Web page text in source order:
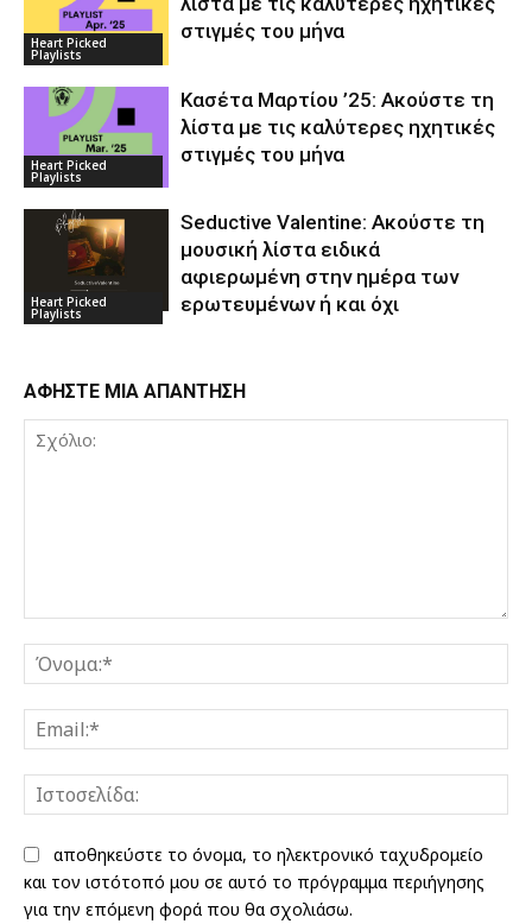
Heart Picked
Playlists
στιγμές του μήνα
Heart Picked
Playlists
Κασέτα Μαρτίου ’25: Ακούστε τη
λίστα με τις καλύτερες ηχητικές
στιγμές του μήνα
Heart Picked
Playlists
Seductive Valentine: Ακούστε τη
μουσική λίστα ειδικά
αφιερωμένη στην ημέρα των
ερωτευμένων ή και όχι
ΑΦΗΣΤΕ ΜΙΑ ΑΠΑΝΤΗΣΗ
αποθηκεύστε το όνομα, το ηλεκτρονικό ταχυδρομείο
και τον ιστότοπό μου σε αυτό το πρόγραμμα περιήγησης
για την επόμενη φορά που θα σχολιάσω.